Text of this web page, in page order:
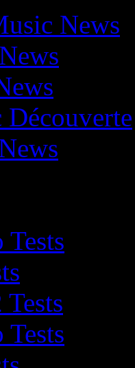
News
Tests
Tests